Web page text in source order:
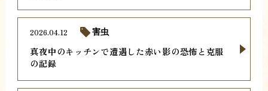
真夜中のキッチンで遭遇した赤い影の恐怖と克服
の記録
2026.04.12 害虫